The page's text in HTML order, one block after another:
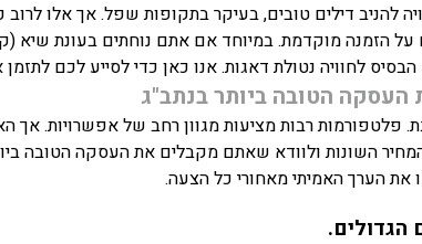
דילים טובים, בעיקר בתקופות שפל. אך אלו לרוב
על הזמנה מוקדמת. במיוחד אם אתם נוחתים בעונת שיא
לחוויה נטולת דאגות. אנו כאן כדי לסייע לכם
פלטפורמות רבות מציעות מגוון רחב של אפשרויות.
השונות ולוודא שאתם מקבלים את העסקה הטובה
הערך האמיתי מאחורי כל הצעה.
הגדולים.